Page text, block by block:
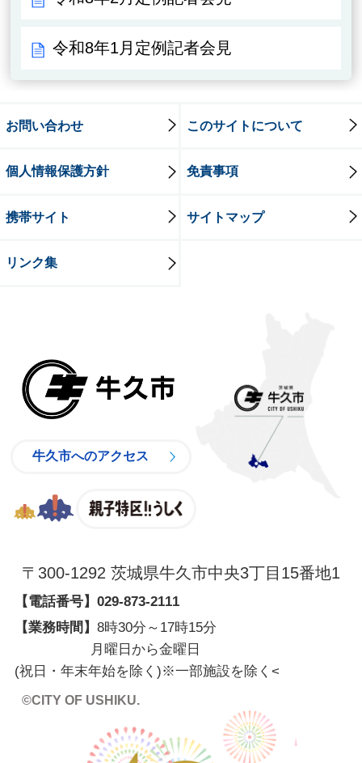
令和8年1月定例記者会見
お問い合わせ このサイトについて
個人情報保護方針 免責事項
携帯サイト サイトマップ
リンク集
牛久市へのアクセス
〒300-1292 茨城県牛久市中央3丁目15番地1
【電話番号】 029-873-2111
【業務時間】 8時30分～17時15分
月曜日から金曜日
(祝日・年末年始を除く)※一部施設を除く <
©CITY OF USHIKU.